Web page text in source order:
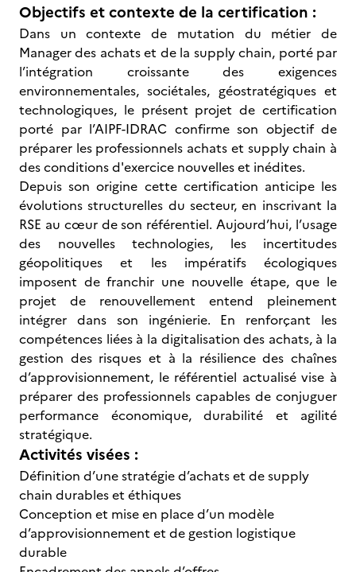
Objectifs et contexte de la certification :
Dans un contexte de mutation du métier de
Manager des achats et de la supply chain, porté par
l’intégration croissante des exigences
environnementales, sociétales, géostratégiques et
technologiques, le présent projet de certification
porté par l’AIPF-IDRAC confirme son objectif de
préparer les professionnels achats et supply chain à
des conditions d'exercice nouvelles et inédites.
Depuis son origine cette certification anticipe les
évolutions structurelles du secteur, en inscrivant la
RSE au cœur de son référentiel. Aujourd’hui, l’usage
des nouvelles technologies, les incertitudes
géopolitiques et les impératifs écologiques
imposent de franchir une nouvelle étape, que le
projet de renouvellement entend pleinement
intégrer dans son ingénierie. En renforçant les
compétences liées à la digitalisation des achats, à la
gestion des risques et à la résilience des chaînes
d’approvisionnement, le référentiel actualisé vise à
préparer des professionnels capables de conjuguer
performance économique, durabilité et agilité
stratégique.
Activités visées :
Définition d’une stratégie d’achats et de supply
chain durables et éthiques
Conception et mise en place d’un modèle
d’approvisionnement et de gestion logistique
durable